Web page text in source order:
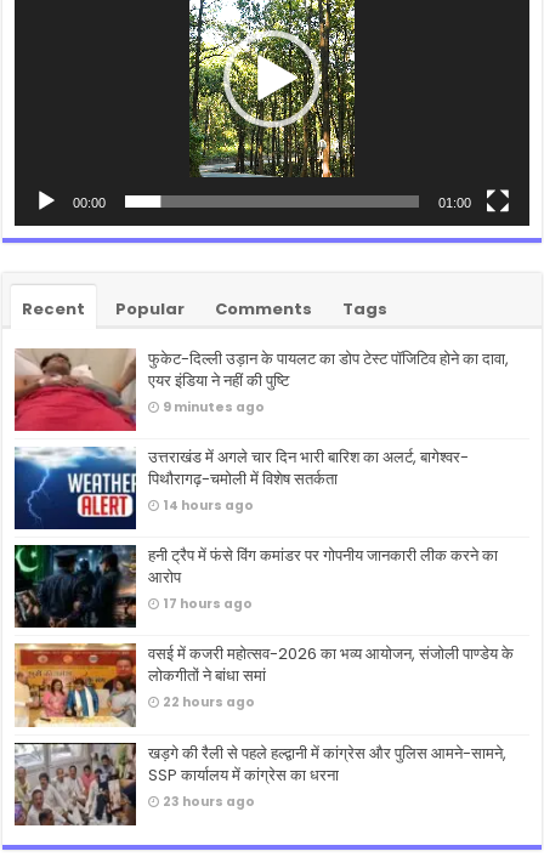
00:00 01:00
Recent Popular Comments Tags
फुकेट-दिल्ली उड़ान के पायलट का डोप टेस्ट पॉजिटिव होने का दावा,
एयर इंडिया ने नहीं की पुष्टि
9 minutes ago
उत्तराखंड में अगले चार दिन भारी बारिश का अलर्ट, बागेश्वर-
पिथौरागढ़-चमोली में विशेष सतर्कता
14 hours ago
हनी ट्रैप में फंसे विंग कमांडर पर गोपनीय जानकारी लीक करने का
आरोप
17 hours ago
वसई में कजरी महोत्सव-2026 का भव्य आयोजन, संजोली पाण्डेय के
लोकगीतों ने बांधा समां
22 hours ago
खड़गे की रैली से पहले हल्द्वानी में कांग्रेस और पुलिस आमने-सामने,
SSP कार्यालय में कांग्रेस का धरना
23 hours ago